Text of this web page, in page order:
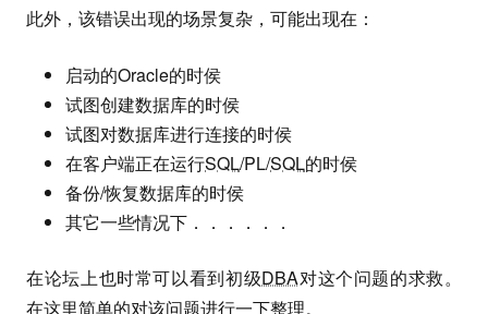
此外，该错误出现的场景复杂，可能出现在：
启动的Oracle的时侯
试图创建数据库的时侯
试图对数据库进行连接的时侯
在客户端正在运行SQL/PL/SQL的时侯
备份/恢复数据库的时侯
其它一些情况下．．．．．．
在论坛上也时常可以看到初级DBA对这个问题的求救。
在这里简单的对该问题进行一下整理。